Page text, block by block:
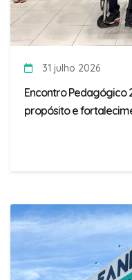
31 julho 2026
Encontro Pedagógico
propósito e